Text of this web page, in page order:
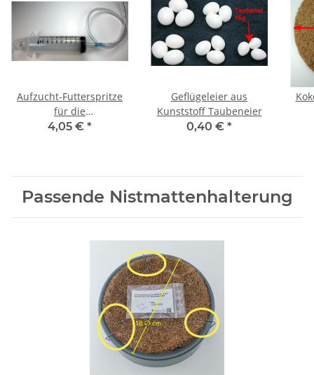
Aufzucht-Futterspritze
für die
Vogel-/Taubenaufzucht
4,05 € *
Geflügeleier aus
Kunststoff Taubeneier
0,40 € *
Passende Nistmattenhalterung